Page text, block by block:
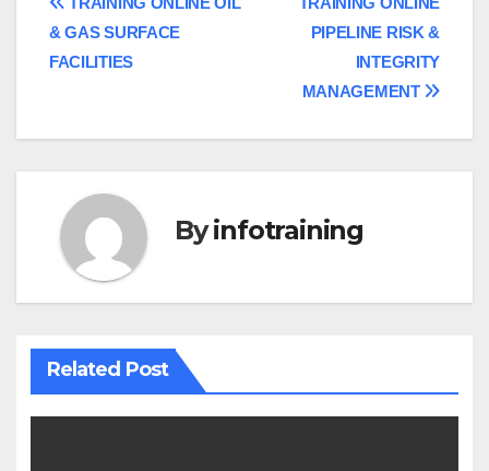
Post
navigation
PIPELINE RISK &
INTEGRITY
MANAGEMENT
& GAS SURFACE
FACILITIES
Byinfotraining
Related Post